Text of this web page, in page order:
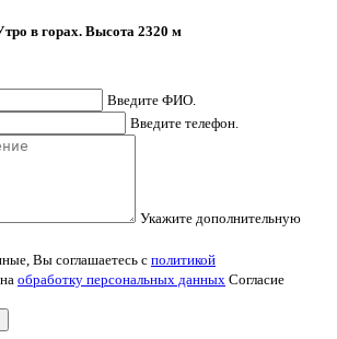
в горах. Высота 2320 м
Введите ФИО.
Введите телефон.
Укажите дополнительную
Вы соглашаетесь с политикой
обработку персональных данных Согласие